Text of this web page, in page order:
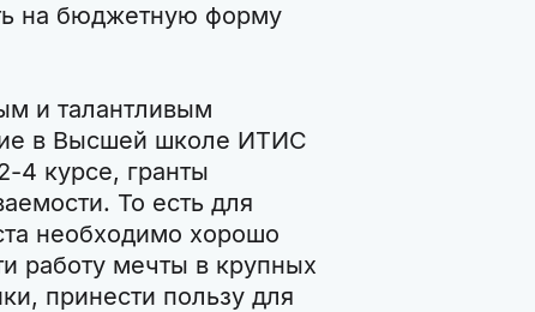
на бюджетную форму
и талантливым
в Высшей школе ИТИС
4 курсе, гранты
То есть для
необходимо хорошо
работу мечты в крупных
принести пользу для